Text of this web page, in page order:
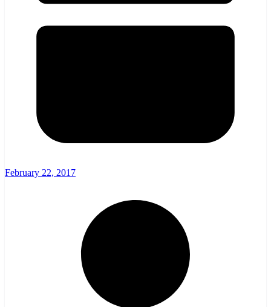
February 22, 2017